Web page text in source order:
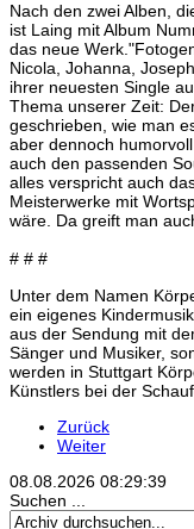
Nach den zwei Alben,
ist Laing mit Album
das neue
Nicola, Johanna,
ihrer neuesten Single
Thema unserer Zeit:
geschrieben, wie man
aber dennoch
auch den passenden
alles verspricht auch
Meisterwerke mit
wäre. Da greift man
# # #
Unter dem Namen
ein eigenes
aus der Sendung mit
Sänger und Musiker,
werden in Stuttgart
Künstlers bei der
Zurück
Weiter
08.08.2026 08:29:40
Suchen ...